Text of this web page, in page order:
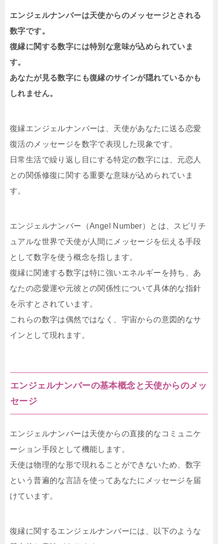
エンジェルナンバーは天使からのメッセージとされる
数字です。
復縁に関する数字には特別な意味が込められていま
す。
あなたが見る数字にも復縁のサインが隠れているかも
しれません。
復縁エンジェルナンバーは、天使があなたに送る恋愛
復活のメッセージを数字で表現した現象です。
日常生活で繰り返し目にする特定の数字には、元恋人
との関係修復に関する重要な意味が込められていま
す。
エンジェルナンバー（Angel Number）とは、スピリチ
ュアルな世界で天使が人間にメッセージを伝える手段
として数字を使う概念を指します。
復縁に関連する数字は特に強いエネルギーを持ち、あ
なたの恋愛運や元彼との関係性について具体的な指針
を示すとされています。
これらの数字は偶然ではなく、宇宙からの意図的なサ
インとして現れます。
エンジェルナンバーの基本概念と天使からのメッ
セージ
エンジェルナンバーは天使からの直接的なコミュニケ
ーション手段として機能します。
天使は物理的な形で現れることができないため、数字
という普遍的な言語を使ってあなたにメッセージを届
けています。
復縁に関するエンジェルナンバーには、以下のような